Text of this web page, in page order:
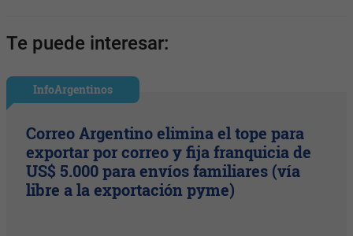
Te puede interesar:
InfoArgentinos
Correo Argentino elimina el tope para
exportar por correo y fija franquicia de
US$ 5.000 para envíos familiares (vía
libre a la exportación pyme)